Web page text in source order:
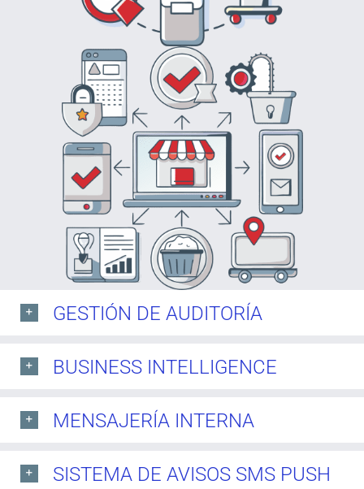
GESTIÓN DE AUDITORÍA
BUSINESS INTELLIGENCE
MENSAJERÍA INTERNA
SISTEMA DE AVISOS SMS PUSH